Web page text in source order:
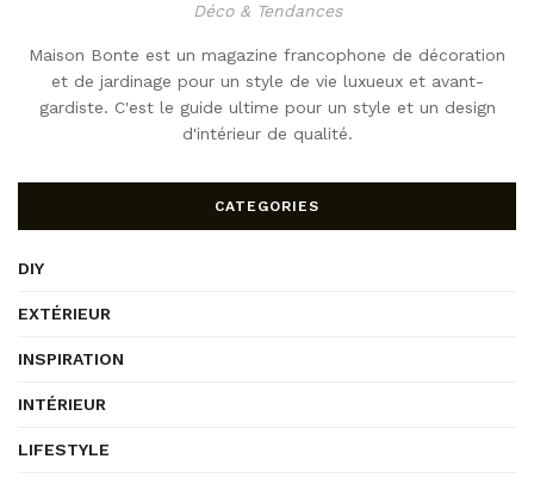
Déco & Tendances
Maison Bonte est un magazine francophone de décoration
et de jardinage pour un style de vie luxueux et avant-
gardiste. C'est le guide ultime pour un style et un design
d'intérieur de qualité.
CATEGORIES
DIY
EXTÉRIEUR
INSPIRATION
INTÉRIEUR
LIFESTYLE